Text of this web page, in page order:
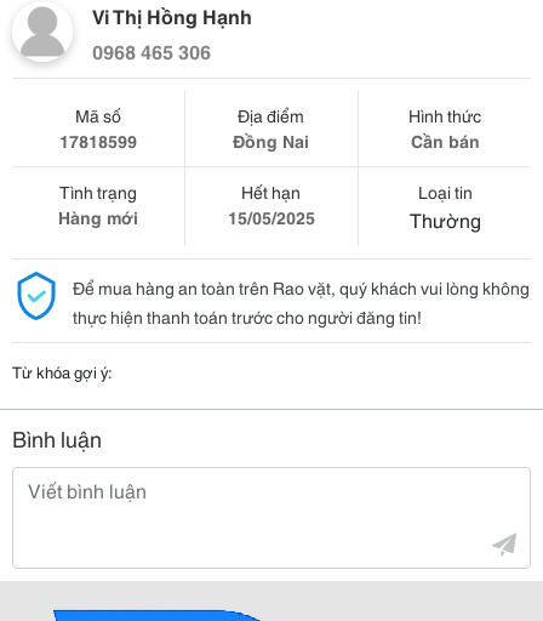
Vi Thị Hồng Hạnh
0968 465 306
Mã số
17818599
Địa điểm
Đồng Nai
Hình thức
Cần bán
Tình trạng
Hàng mới
Hết hạn
15/05/2025
Loại tin
Thường
Để mua hàng an toàn trên Rao vặt, quý khách vui lòng không
thực hiện thanh toán trước cho người đăng tin!
Từ khóa gợi ý:
Bình luận